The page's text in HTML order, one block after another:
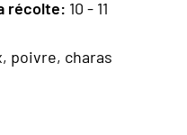
récolte: 10 - 11
poivre, charas